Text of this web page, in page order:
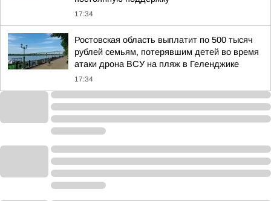
17:34
Ростовская область выплатит по 500 тысяч
рублей семьям, потерявшим детей во время
атаки дрона ВСУ на пляж в Геленджике
17:34